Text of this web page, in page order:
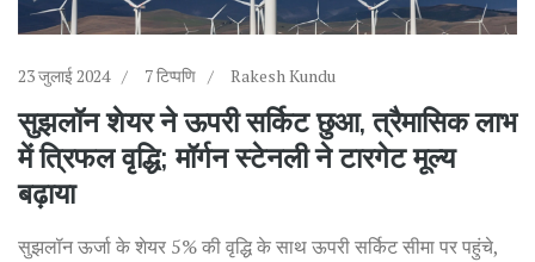
23 जुलाई 2024 7 टिप्पणि Rakesh Kundu
सुझलॉन शेयर ने ऊपरी सर्किट छुआ, त्रैमासिक लाभ
में त्रिफल वृद्धि; मॉर्गन स्टेनली ने टारगेट मूल्य
बढ़ाया
सुझलॉन ऊर्जा के शेयर 5% की वृद्धि के साथ ऊपरी सर्किट सीमा पर पहुंचे,